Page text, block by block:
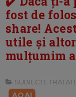
fost de
share!
utile și
mulțumim
SUBIECTE
AQAI